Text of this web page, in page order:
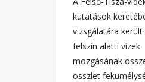
kutatások
vizsgálatára
felszín alatti vizek
mozgásának
összlet